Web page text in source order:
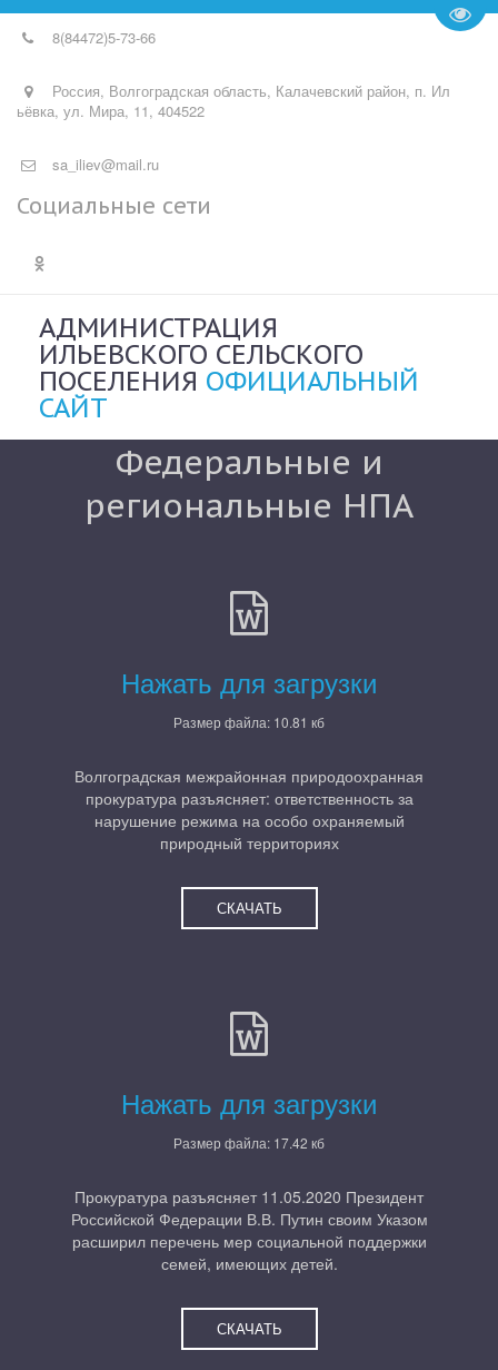
8(84472)5-73-66
Россия, Волгоградская область, Калачевский район, п. Ил
ьёвка, ул. Мира, 11, 404522
sa_iliev@mail.ru
Социальные сети
АДМИНИСТРАЦИЯ
ИЛЬЕВСКОГО СЕЛЬСКОГО
ПОСЕЛЕНИЯ ОФИЦИАЛЬНЫЙ
САЙТ
Федеральные и
региональные НПА
Нажать для загрузки
Размер файла: 10.81 кб
Волгоградская межрайонная природоохранная
прокуратура разъясняет: ответственность за
нарушение режима на особо охраняемый
природный территориях
СКАЧАТЬ
Нажать для загрузки
Размер файла: 17.42 кб
Прокуратура разъясняет 11.05.2020 Президент
Российской Федерации В.В. Путин своим Указом
расширил перечень мер социальной поддержки
семей, имеющих детей.
СКАЧАТЬ